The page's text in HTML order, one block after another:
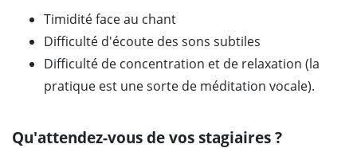
Timidité face au chant
Difficulté d'écoute des sons subtiles
Difficulté de concentration et de relaxation (la
pratique est une sorte de méditation vocale).
Qu'attendez-vous de vos stagiaires ?